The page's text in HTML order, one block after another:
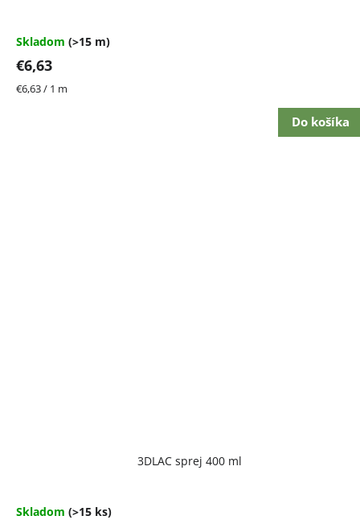
Skladom (>15 m)
€6,63
Jednotková
€6,63 / 1 m
Do košíka
3DLAC sprej 400 ml
4,7
Skladom (>15 ks)